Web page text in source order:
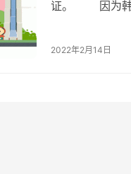
证。 因为韩国
登陆证后可以
2022年2月14日